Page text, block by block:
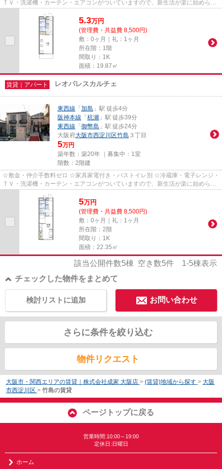
ＴＶ・洗濯機・カーテン・エアコンがついていますので、新生活が楽に始められ
5.3万円
(管理費・共益費 8,500円)
敷：0ヶ月｜礼：1ヶ月
所在階：1階
間取り：1K
面積：19.87㎡
賃貸｜アパート レオパレスカルチェ
東西線 「 加島 」駅 徒歩4分
阪神本線 「 杭瀬 」駅 徒歩39分
東西線 「 御幣島 」駅 徒歩24分
大阪府大阪市西淀川区竹島 ３丁目
5万円
築年数：築20年 ｜募集中： 1室
階数：2階建
☆敷金・仲介手数料ゼロ ☆家具家電付き・バストイレ別 ☆冷蔵庫・電子レンジ・
ＴＶ・洗濯機・カーテン・エアコンがついていますので、新生活が楽に始められ
5万円
(管理費・共益費 8,500円)
敷：0ヶ月｜礼：1ヶ月
所在階：2階
間取り：1K
面積：22.35㎡
該当公開件数5棟 空き数5件 1-5棟表示
チェックした物件をまとめて
お問い合わせ
検討リストに追加
さらに条件を絞り込む
物件リクエスト
大阪市・関西エリアの賃貸｜株式会社成家 大阪店 > (賃貸)地域から探す > 大阪
市西淀川区 > 竹島の賃貸
ページトップに戻る
営業時間:10:00～19:00
定休日:日曜日
ホーム